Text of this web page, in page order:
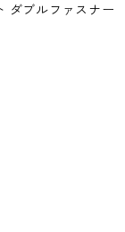
ダブルファスナー